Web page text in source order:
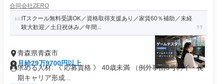
合同会社ZERO
ITスクール無料受講OK／資格取得支援あり／家賃60％補助／未経
験大歓迎／土日祝休み／年間...
青森県青森市
月給29万9700円以上
求める人材: 《 応募資格 》 40歳未満 （例外事由3号のイ・長
期キャリア形成...